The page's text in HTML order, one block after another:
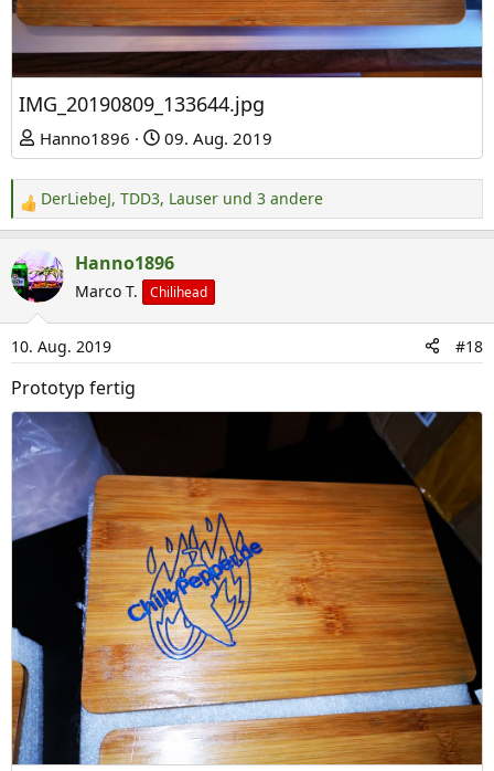
IMG_20190809_133644.jpg
Hanno1896 09. Aug. 2019
R
e
a
k
t
i
o
n
n
:
DerLiebeJ, TDD3, Lauser und 3 andere
Hanno1896
Marco T. Chilihead
10. Aug. 2019 #18
Prototyp fertig